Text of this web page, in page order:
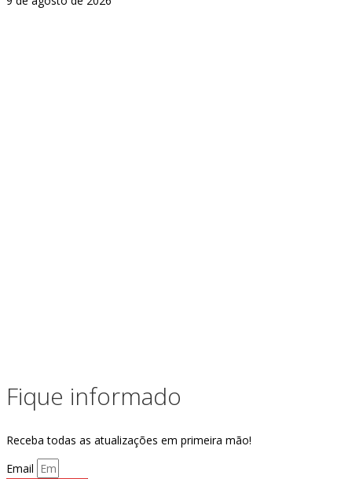
Fique informado
Receba todas as atualizações em primeira mão!
Email